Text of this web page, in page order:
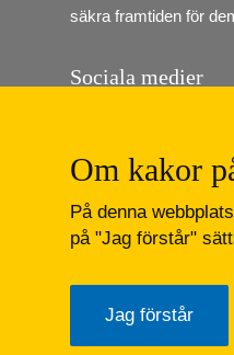
säkra framtiden för
Sociala medier
Instagram LinkedIn
Säkerhetspolisen
Om kakor
På denna
på "Jag förstår"
Jag förstår